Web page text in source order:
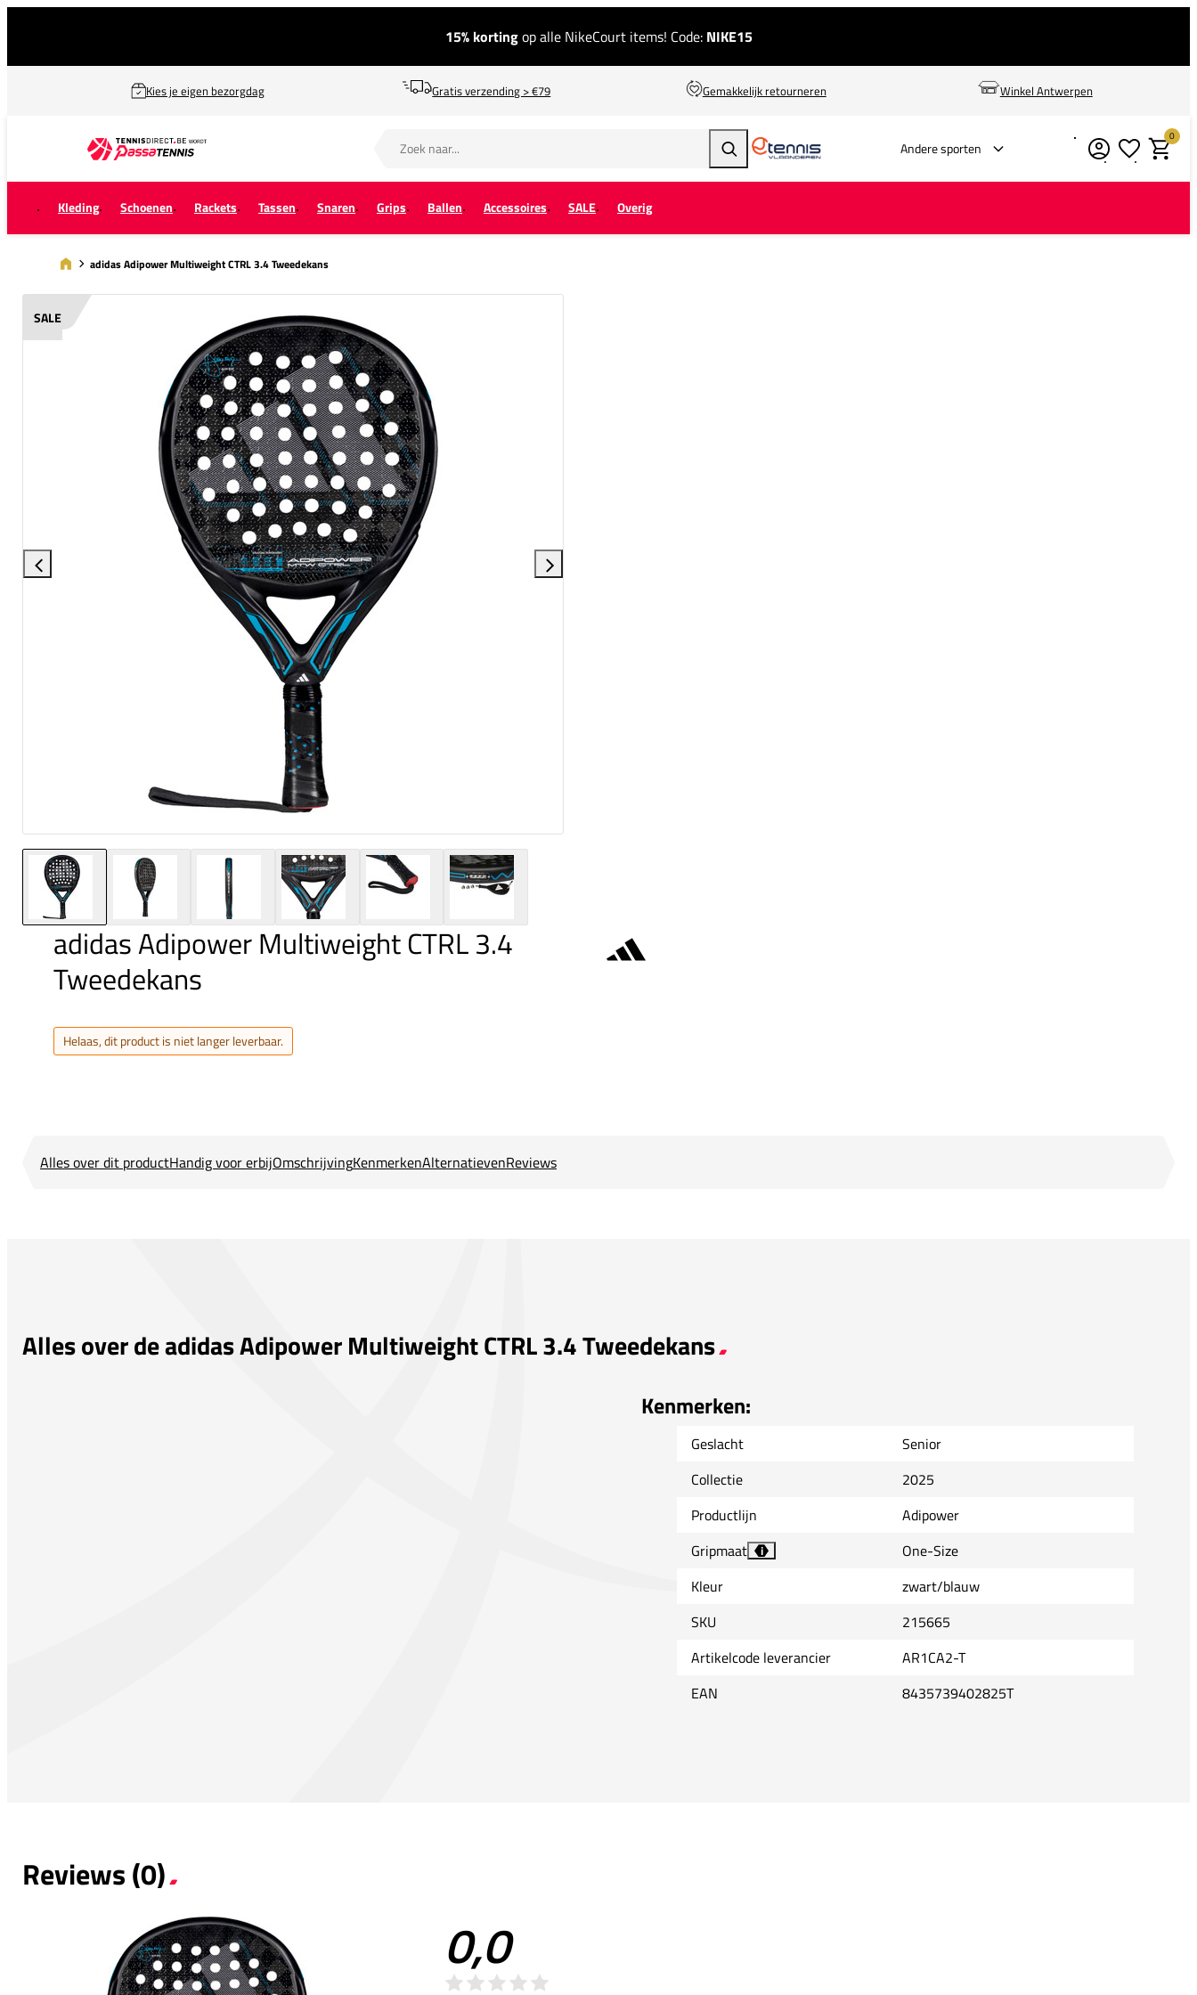
15% kortingop alle NikeCourt items! Code: NIKE15
Kies je eigen bezorgdag Gratis verzending > €79 Gemakkelijk retourneren Winkel Antwerpen
Zoeken Andere sporten Verlanglijstje
0
Kleding Schoenen Rackets Tassen Snaren Grips Ballen Accessoires SALE Overig
adidas Adipower Multiweight CTRL 3.4 Tweedekans
SALE
adidas Adipower Multiweight CTRL 3.4
Tweedekans
Helaas, dit product is niet langer leverbaar.
Alles over dit productHandig voor erbijOmschrijvingKenmerkenAlternatievenReviews
Alles over de adidas Adipower Multiweight CTRL 3.4 Tweedekans
Kenmerken:
Geslacht
Senior
Collectie
2025
Productlijn
Adipower
Gripmaat
i
One-Size
Kleur
zwart/blauw
SKU
215665
Artikelcode leverancier
AR1CA2-T
EAN
8435739402825T
Reviews (0)
0,0